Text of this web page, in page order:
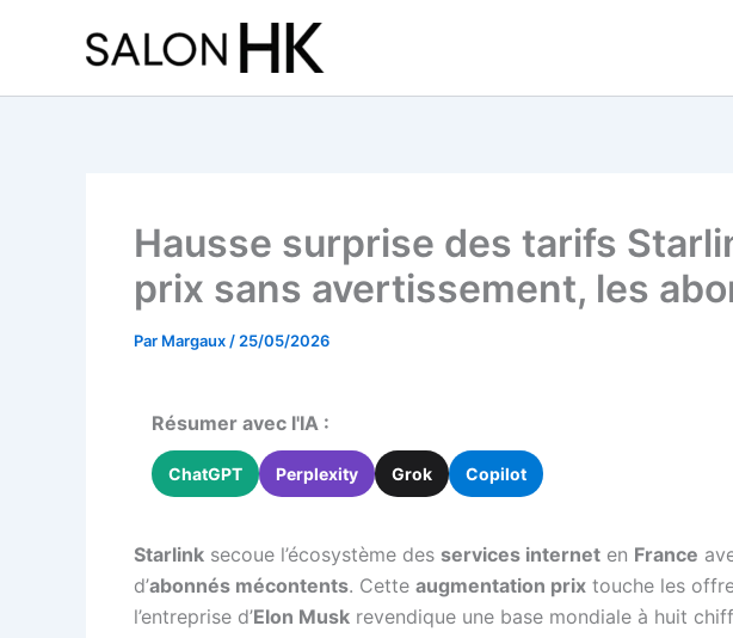
Hausse surprise des tarifs
prix sans avertissement, les
Par Margaux / 25/05/2026
Résumer avec l'IA :
ChatGPT Perplexity Grok Copilot
Starlink secoue l’écosystème des services internet en France
d’abonnés mécontents. Cette augmentation prix touche les
l’entreprise d’Elon Musk revendique une base mondiale à huit